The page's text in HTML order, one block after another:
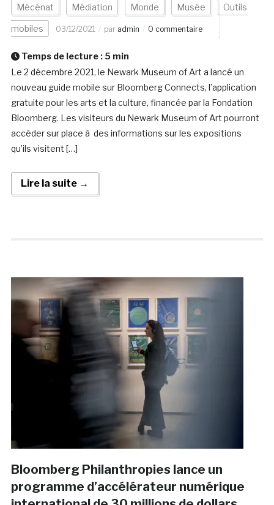
Mécénat Médiation Monde Musée Outils
mobiles 03/12/2021 par admin 0 commentaire
Temps de lecture : 5 min
Le 2 décembre 2021, le Newark Museum of Art a lancé un
nouveau guide mobile sur Bloomberg Connects, l’application
gratuite pour les arts et la culture, financée par la Fondation
Bloomberg. Les visiteurs du Newark Museum of Art pourront
accéder sur place à des informations sur les expositions
qu’ils visitent […]
Lire la suite →
Bloomberg Philanthropies lance un
programme d’accélérateur numérique